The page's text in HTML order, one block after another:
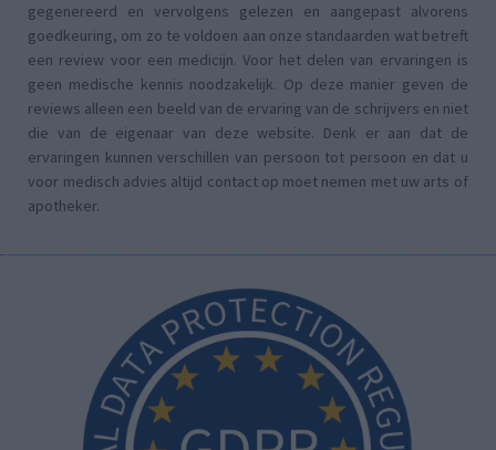
gegenereerd en vervolgens gelezen en aangepast alvorens
goedkeuring, om zo te voldoen aan onze standaarden wat betreft
een review voor een medicijn. Voor het delen van ervaringen is
geen medische kennis noodzakelijk. Op deze manier geven de
reviews alleen een beeld van de ervaring van de schrijvers en niet
die van de eigenaar van deze website. Denk er aan dat de
ervaringen kunnen verschillen van persoon tot persoon en dat u
voor medisch advies altijd contact op moet nemen met uw arts of
apotheker.